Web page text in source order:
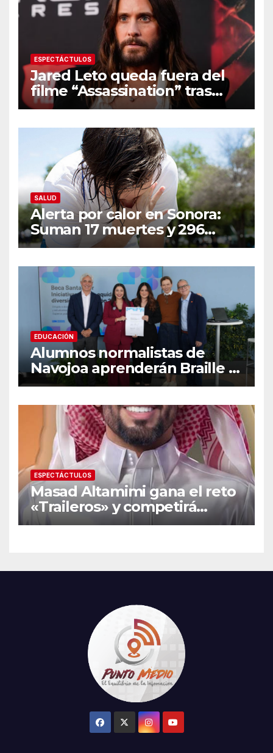
ESPECTÁCTULOS
Jared Leto queda fuera del
filme “Assassination” tras
resurgir denuncias de
SALUD
Alerta por calor en Sonora:
Suman 17 muertes y 296
casos; estas son las
señales de alarma
EDUCACIÓN
Alumnos normalistas de
Navojoa aprenderán Braille y
Lengua de Señas tras ganar
ESPECTÁCTULOS
Masad Altamimi gana el reto
«Traileros» y competirá
contra Moisés Peñaloza por